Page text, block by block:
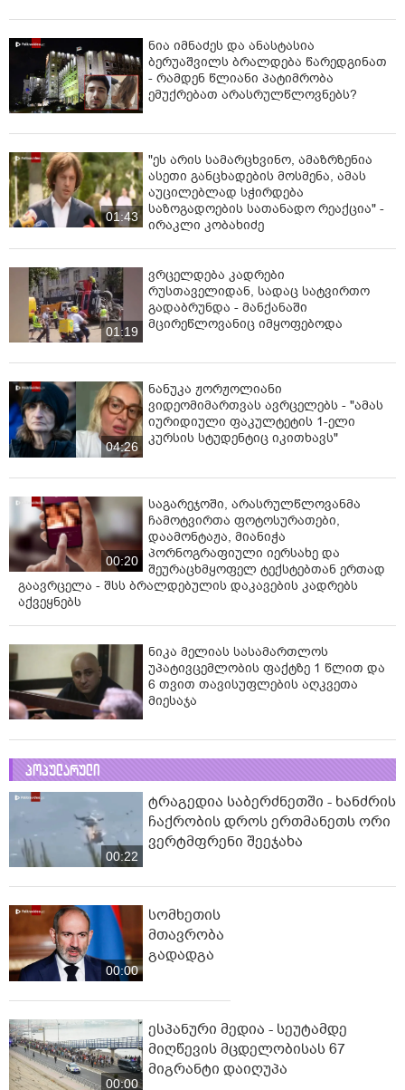
ნია იმნაძეს და ანასტასია
ბერუაშვილს ბრალდება წარედგინათ
- რამდენ წლიანი პატიმრობა
ემუქრებათ არასრულწლოვნებს?
01:43
"ეს არის სამარცხვინო, ამაზრზენია
ასეთი განცხადების მოსმენა, ამას
აუცილებლად სჭირდება
საზოგადოების სათანადო რეაქცია" -
ირაკლი კობახიძე
01:19
ვრცელდება კადრები
რუსთაველიდან, სადაც სატვირთო
გადაბრუნდა - მანქანაში
მცირეწლოვანიც იმყოფებოდა
04:26
ნანუკა ჟორჟოლიანი
ვიდეომიმართვას ავრცელებს - "ამას
იურიდიული ფაკულტეტის 1-ელი
კურსის სტუდენტიც იკითხავს"
00:20
საგარეჯოში, არასრულწლოვანმა
ჩამოტვირთა ფოტოსურათები,
დაამონტაჟა, მიანიჭა
პორნოგრაფიული იერსახე და
შეურაცხმყოფელ ტექსტებთან ერთად
გაავრცელა - შსს ბრალდებულის დაკავების კადრებს
აქვეყნებს
ნიკა მელიას სასამართლოს
უპატივცემლობის ფაქტზე 1 წლით და
6 თვით თავისუფლების აღკვეთა
მიესაჯა
პოპულარული
00:22
ტრაგედია საბერძნეთში - ხანძრის
ჩაქრობის დროს ერთმანეთს ორი
ვერტმფრენი შეეჯახა
00:00
სომხეთის
მთავრობა
გადადგა
00:00
ესპანური მედია - სეუტამდე
მიღწევის მცდელობისას 67
მიგრანტი დაიღუპა